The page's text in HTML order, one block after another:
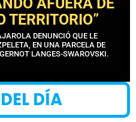
AFUERA DE
TERRITORIO”
DENUNCIÓ QUE LE
EN UNA PARCELA DE
LANGES-SWAROVSKI.
DÍA